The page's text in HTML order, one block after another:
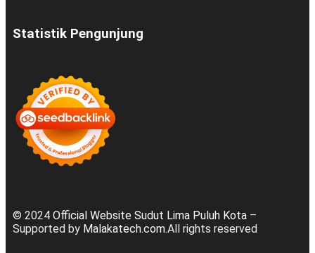
Statistik Pengunjung
© 2024 Official Website Sudut Lima Puluh Kota –
Supported by Malakatech.com.All rights reserved